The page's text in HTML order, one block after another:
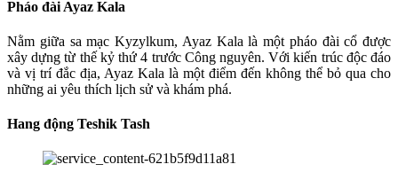
Pháo đài Ayaz Kala
Nằm giữa sa mạc Kyzylkum, Ayaz Kala là một pháo đài cổ được
xây dựng từ thế kỷ thứ 4 trước Công nguyên. Với kiến trúc độc đáo
và vị trí đắc địa, Ayaz Kala là một điểm đến không thể bỏ qua cho
những ai yêu thích lịch sử và khám phá.
Hang động Teshik Tash